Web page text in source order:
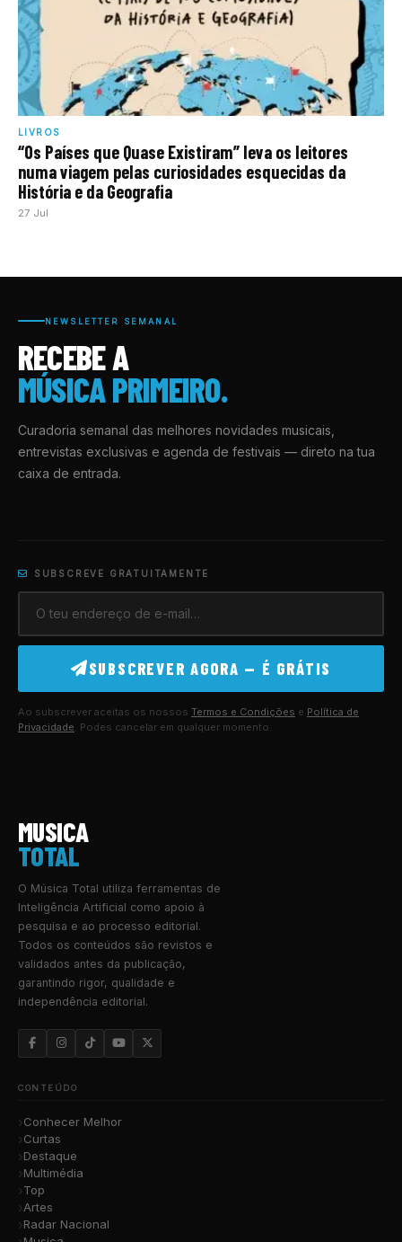
LIVROS
“Os Países que Quase Existiram” leva os leitores
numa viagem pelas curiosidades esquecidas da
História e da Geografia
27 Jul
NEWSLETTER SEMANAL
RECEBE A
MÚSICA PRIMEIRO.
Curadoria semanal das melhores novidades musicais,
entrevistas exclusivas e agenda de festivais — direto na tua
caixa de entrada.
SUBSCREVE GRATUITAMENTE
SUBSCREVER AGORA — É GRÁTIS
Ao subscrever aceitas os nossos Termos e Condições e Política de
Privacidade . Podes cancelar em qualquer momento.
MUSICA
TOTAL
O Música Total utiliza ferramentas de
Inteligência Artificial como apoio à
pesquisa e ao processo editorial.
Todos os conteúdos são revistos e
validados antes da publicação,
garantindo rigor, qualidade e
independência editorial.
CONTEÚDO
Conhecer Melhor
Curtas
Destaque
Multimédia
Top
Artes
Radar Nacional